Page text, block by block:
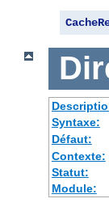
Syntaxe:
Défaut:
Contexte:
Statut:
Module: